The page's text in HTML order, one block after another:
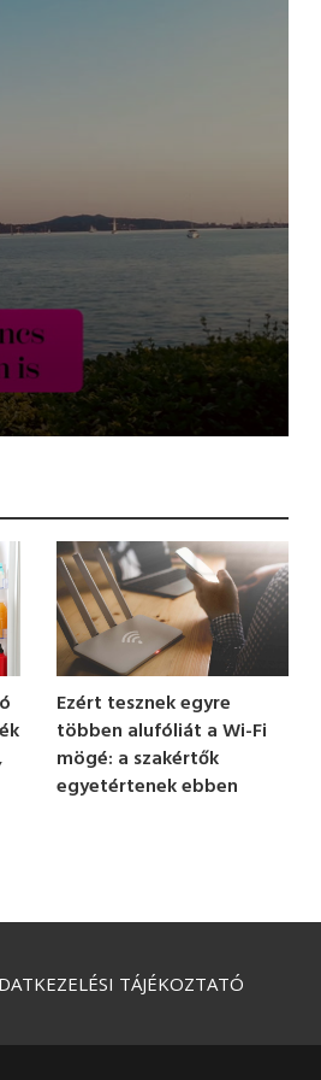
Ezért tesznek egyre
többen alufóliát a Wi-Fi
mögé: a szakértők
egyetértenek ebben
TÁJÉKOZTATÓ